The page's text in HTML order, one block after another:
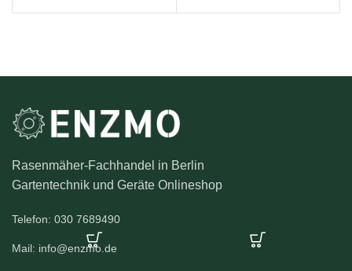
Rasenmäher-Fachhandel in Berlin
Gartentechnik und Geräte Onlineshop
Telefon: 030 7689490
Mail: info@enzmo.de